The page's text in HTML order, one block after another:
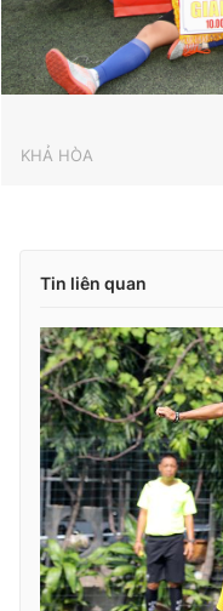
KHẢ HÒA
Tin liên quan